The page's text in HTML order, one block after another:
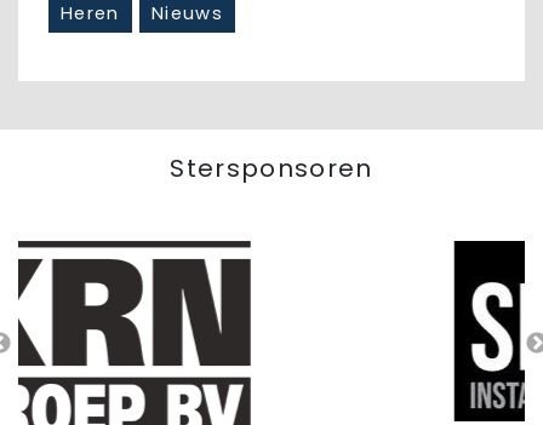
Heren Nieuws
Stersponsoren